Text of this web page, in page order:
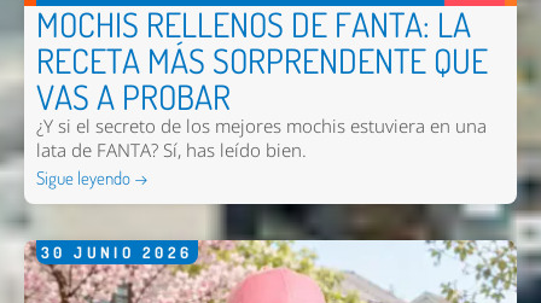
MOCHIS RELLENOS DE FANTA: LA
RECETA MÁS SORPRENDENTE QUE
VAS A PROBAR
¿Y si el secreto de los mejores mochis estuviera en una
lata de FANTA? Sí, has leído bien.
Sigue leyendo →
30 JUNIO 2026